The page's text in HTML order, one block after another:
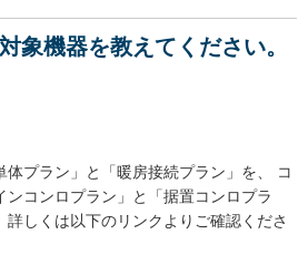
象機器を教えてください。
プラン」と「暖房接続プラン」を、 コ
ンコンロプラン」と「据置コンロプラ
詳しくは以下のリンクよりご確認くださ